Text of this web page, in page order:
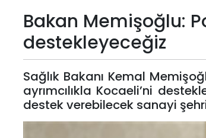
Yaşam
Kültür
Sanat
Spor
Bakan Memişoğlu:
destekleyeceğiz
Sağlık Bakanı Kemal
ayrımcılıkla Kocaeli’ni
destek verebilecek sanayi